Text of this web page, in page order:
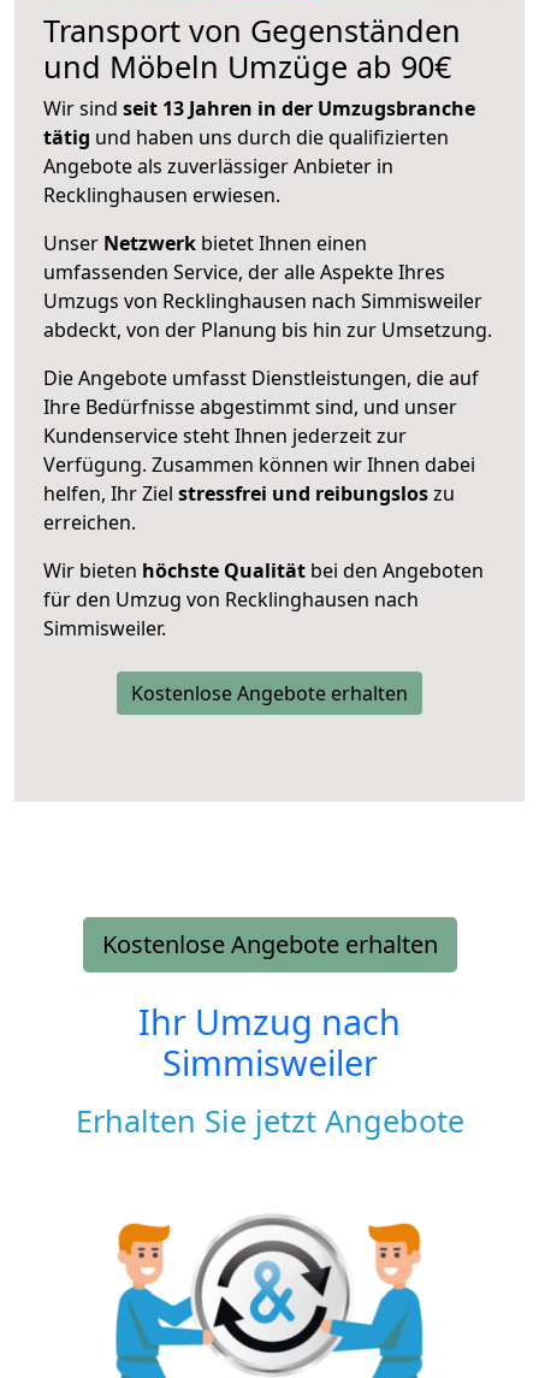
Transport von Gegenständen
und Möbeln Umzüge ab 90€
Wir sind seit 13 Jahren in der Umzugsbranche
tätig und haben uns durch die qualifizierten
Angebote als zuverlässiger Anbieter in
Recklinghausen erwiesen.
Unser Netzwerk bietet Ihnen einen
umfassenden Service, der alle Aspekte Ihres
Umzugs von Recklinghausen nach Simmisweiler
abdeckt, von der Planung bis hin zur Umsetzung.
Die Angebote umfasst Dienstleistungen, die auf
Ihre Bedürfnisse abgestimmt sind, und unser
Kundenservice steht Ihnen jederzeit zur
Verfügung. Zusammen können wir Ihnen dabei
helfen, Ihr Ziel stressfrei und reibungsloszu
erreichen.
Wir bieten höchste Qualität bei den Angeboten
für den Umzug von Recklinghausen nach
Simmisweiler.
Kostenlose Angebote erhalten
Kostenlose Angebote erhalten
Ihr Umzug nach
Simmisweiler
Erhalten Sie jetzt Angebote